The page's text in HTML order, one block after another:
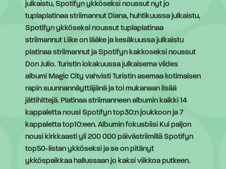
julkaistu, Spotifyn ykköseksi noussut nyt jo
tuplaplatinaa striimannut Diana, huhtikuussa julkaistu,
Spotifyn ykköseksi noussut tuplaplatinaa
striimannut Liike on lääke ja kesäkuussa julkaistu
platinaa striimannut ja Spotifyn kakkoseksi noussut
Don Julio. Turistin lokakuussa julkaisema viides
albumi Magic City vahvisti Turistin asemaa kotimaisen
rapin suunnannäyttäjänä ja toi mukanaan lisää
jättihittejä. Platinaa striimanneen albumin kaikki 14
kappaletta nousi Spotifyn top30:n joukkoon ja 7
kappaletta top10:een. Albumin fokusbiisi Kui paljon
nousi kirkkaasti yli 200 000 päivästriimillä Spotifyn
top50-listan ykköseksi ja se on pitänyt
ykköspaikkaa hallussaan jo kaksi viikkoa putkeen.